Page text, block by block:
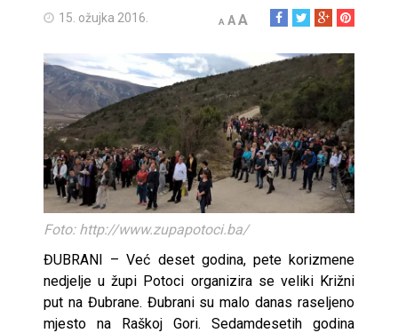
15. ožujka 2016. A AA
Foto: http://www.zupapotoci.ba/
ĐUBRANI – Već deset godina, pete korizmene
nedjelje u župi Potoci organizira se veliki Križni
put na Đubrane. Đubrani su malo danas raseljeno
mjesto na Raškoj Gori. Sedamdesetih godina